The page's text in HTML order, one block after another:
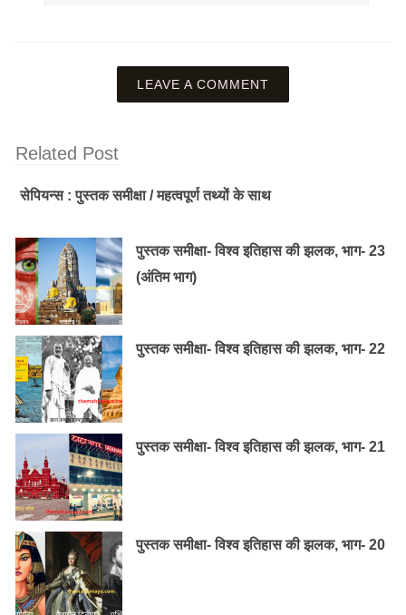
LEAVE A COMMENT
Related Post
सेपियन्स : पुस्तक समीक्षा / महत्वपूर्ण तथ्यों के साथ
पुस्तक समीक्षा- विश्व इतिहास की झलक, भाग- 23
(अंतिम भाग)
पुस्तक समीक्षा- विश्व इतिहास की झलक, भाग- 22
पुस्तक समीक्षा- विश्व इतिहास की झलक, भाग- 21
पुस्तक समीक्षा- विश्व इतिहास की झलक, भाग- 20